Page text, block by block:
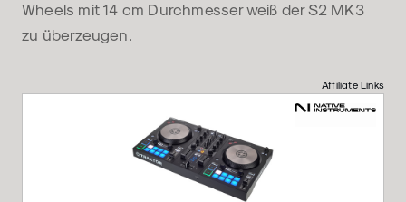
Wheels mit 14 cm Durchmesser weiß der S2 MK3
zu überzeugen.
Affiliate Links